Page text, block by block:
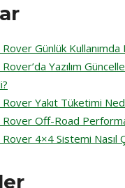
Günlük Kullanımda
Yazılım
Rover Yakıt Tüketimi
Rover Off-Road
4×4 Sistemi Nasıl